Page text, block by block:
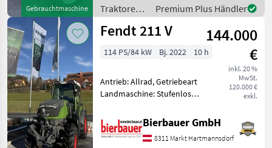
Case IH
1
Massey Ferguson
1
MARKTPLATZ
Marktplatz Händlerangebote Kleinanzeigen
Gebrauchtmaschine
Turbolader mit
Ladeluftkühlung, Abgasstu
Traktoren /
Deutz Fahr
Premium Plus Händler
Fendt 211 V
144.000
€
inkl. 20 %
MwSt.
120.000 €
exkl.
114 PS/84 kW Bj. 2022 10 h
Antrieb: Allrad, Getriebeart
Landmaschine: Stufenloses
Zapfwellendrehzahl:
540/540E/1000/1000E,
Höchstgeschwindigkeit in
Bierbauer GmbH
8311 Markt Hartmannsdorf